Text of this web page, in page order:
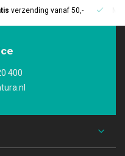
verzending vanaf 50,-
400